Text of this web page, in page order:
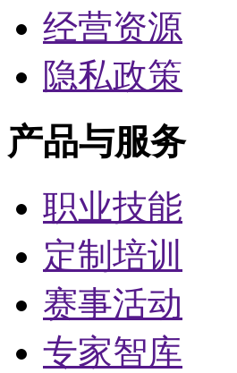
经营资源
隐私政策
产品与服务
职业技能
定制培训
赛事活动
专家智库